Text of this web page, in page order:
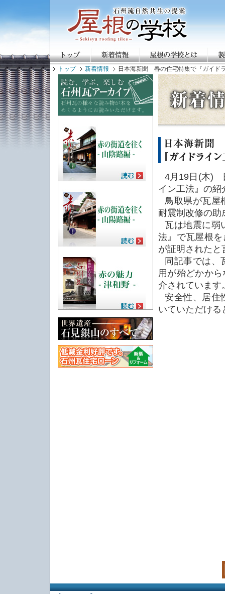
トップ 新着情報 日本海新聞 春の住宅特集で『ガイド
4月19日(木)
イン工法』の
鳥取県が瓦屋
耐震制改修の助
瓦は地震に弱
法』で瓦屋根
が証明されたと
同記事では
用が殆どかか
介されています
安全性、居住
いていただける